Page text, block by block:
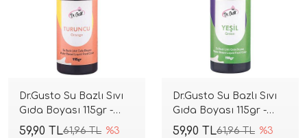
Dr.Gusto Su Bazlı Sıvı
Gıda Boyası 115gr -
Turuncu
61,96 TL %3
59,90 TL
Dr.Gusto Su Bazlı Sıvı
Gıda Boyası 115gr -
Yeşil
61,96 TL %3
59,90 TL